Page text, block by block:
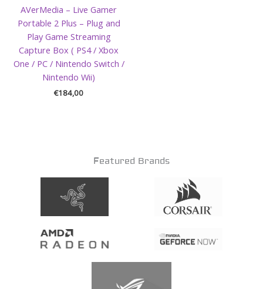
AVerMedia – Live Gamer
Portable 2 Plus – Plug and
Play Game Streaming
Capture Box ( PS4 / Xbox
One / PC / Nintendo Switch /
Nintendo Wii)
€184,00
Featured Brands